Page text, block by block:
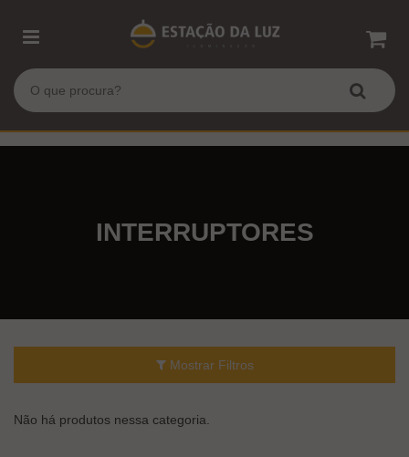
INTERRUPTORES
Mostrar Filtros
Não há produtos nessa categoria.